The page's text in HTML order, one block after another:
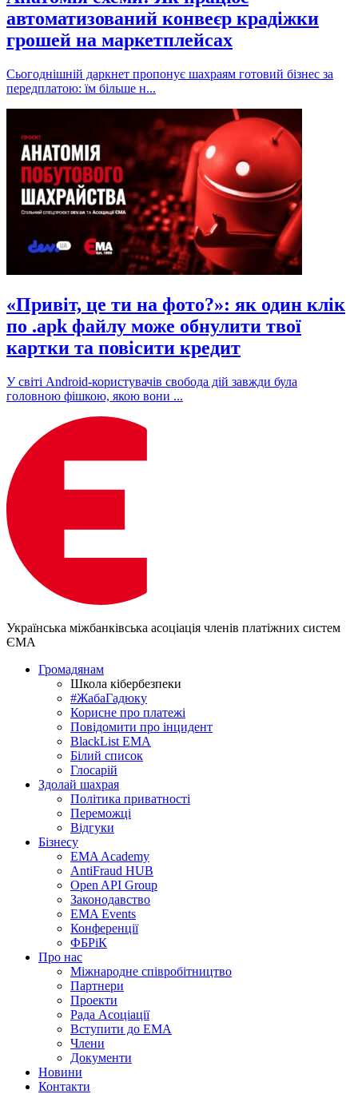
автоматизований конвеєр крадіжки
грошей на маркетплейсах
Сьогоднішній даркнет пропонує шахраям готовий бізнес за
передплатою: їм більше н...
«Привіт, це ти на фото?»: як один клік
по .apk файлу може обнулити твої
картки та повісити кредит
У світі Android-користувачів свобода дій завжди була
головною фішкою, якою вони ...
Українська міжбанківська асоціація членів платіжних систем
ЄМА
Громадянам
Школа кібербезпеки
#ЖабаГадюку
Корисне про платежі
Повідомити про інцидент
BlackList EMA
Білий список
Глосарій
Здолай шахрая
Політика приватності
Переможцi
Відгуки
Бізнесу
EMA Academy
AntiFraud HUB
Open API Group
Законодавство
EMA Events
Конференції
ФБРіК
Про нас
Міжнародне співробітництво
Партнери
Проекти
Рада Асоціації
Вступити до ЕМА
Члени
Документи
Новини
Контакти